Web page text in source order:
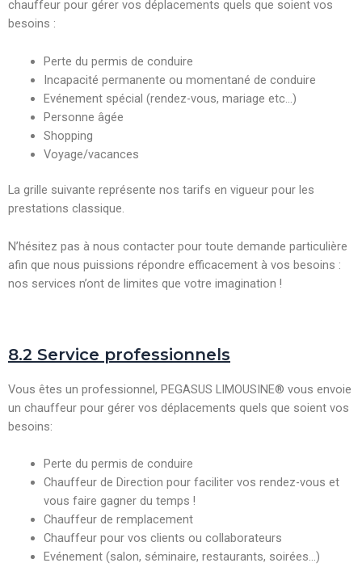
chauffeur pour gérer vos déplacements quels que soient vos
besoins :
Perte du permis de conduire
Incapacité permanente ou momentané de conduire
Evénement spécial (rendez-vous, mariage etc…)
Personne âgée
Shopping
Voyage/vacances
La grille suivante représente nos tarifs en vigueur pour les
prestations classique.
N’hésitez pas à nous contacter pour toute demande particulière
afin que nous puissions répondre efficacement à vos besoins :
nos services n’ont de limites que votre imagination !
8.2 Service professionnels
Vous êtes un professionnel, PEGASUS LIMOUSINE® vous envoie
un chauffeur pour gérer vos déplacements quels que soient vos
besoins:
Perte du permis de conduire
Chauffeur de Direction pour faciliter vos rendez-vous et
vous faire gagner du temps !
Chauffeur de remplacement
Chauffeur pour vos clients ou collaborateurs
Evénement (salon, séminaire, restaurants, soirées…)